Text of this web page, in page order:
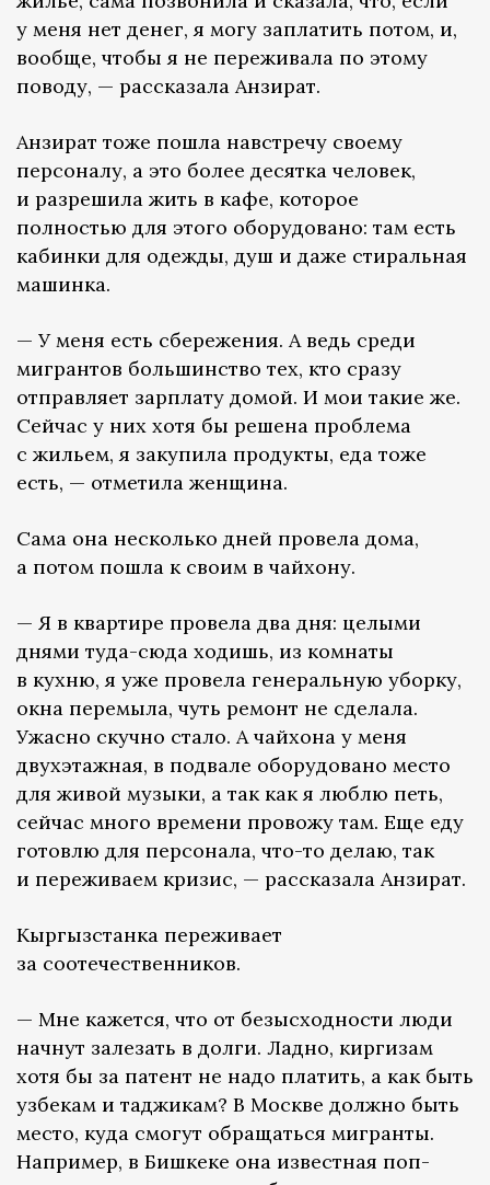
у меня нет денег, я могу заплатить потом, и,
вообще, чтобы я не переживала по этому
поводу, — рассказала Анзират.
Анзират тоже пошла навстречу своему
персоналу, а это более десятка человек,
и разрешила жить в кафе, которое
полностью для этого оборудовано: там есть
кабинки для одежды, душ и даже стиральная
машинка.
— У меня есть сбережения. А ведь среди
мигрантов большинство тех, кто сразу
отправляет зарплату домой. И мои такие же.
Сейчас у них хотя бы решена проблема
с жильем, я закупила продукты, еда тоже
есть, — отметила женщина.
Сама она несколько дней провела дома,
а потом пошла к своим в чайхону.
— Я в квартире провела два дня: целыми
днями туда-сюда ходишь, из комнаты
в кухню, я уже провела генеральную уборку,
окна перемыла, чуть ремонт не сделала.
Ужасно скучно стало. А чайхона у меня
двухэтажная, в подвале оборудовано место
для живой музыки, а так как я люблю петь,
сейчас много времени провожу там. Еще еду
готовлю для персонала, что-то делаю, так
и переживаем кризис, — рассказала Анзират.
Кыргызстанка переживает
за соотечественников.
— Мне кажется, что от безысходности люди
начнут залезать в долги. Ладно, киргизам
хотя бы за патент не надо платить, а как быть
узбекам и таджикам? В Москве должно быть
место, куда смогут обращаться мигранты.
Например, в Бишкеке она известная поп-